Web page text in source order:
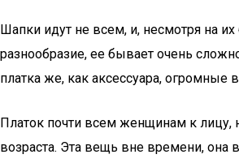
Шапки идут не всем, и, несмотря на
разнообразие, ее бывает очень
платка же, как аксессуара, огромные
Платок почти всем женщинам к лицу,
возраста. Эта вещь вне времени, она